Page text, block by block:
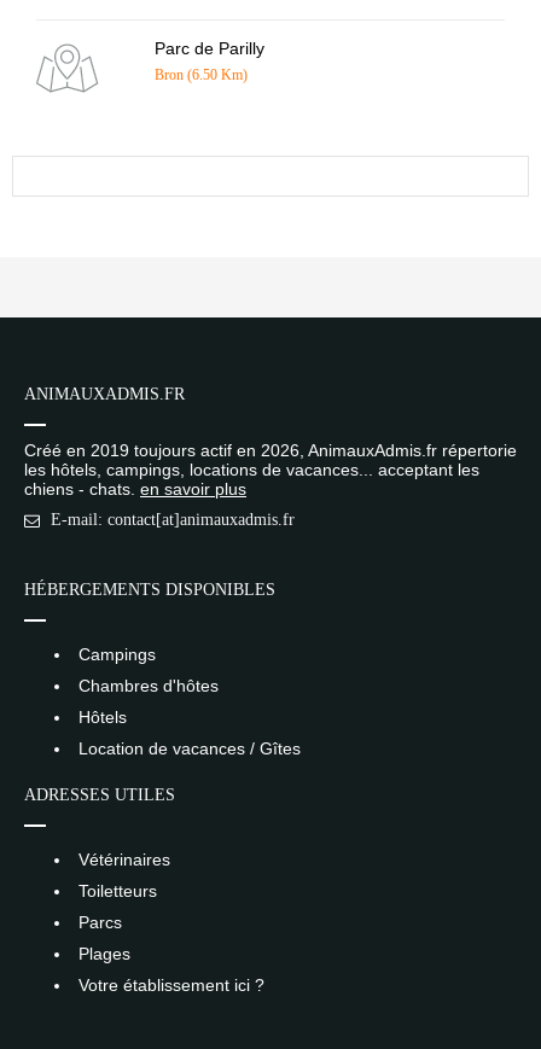
Parc de Parilly
Bron (6.50 Km)
ANIMAUXADMIS.FR
Créé en 2019 toujours actif en 2026, AnimauxAdmis.fr répertorie
les hôtels, campings, locations de vacances... acceptant les
chiens - chats. en savoir plus
E-mail: contact[at]animauxadmis.fr
HÉBERGEMENTS DISPONIBLES
Campings
Chambres d'hôtes
Hôtels
Location de vacances / Gîtes
ADRESSES UTILES
Vétérinaires
Toiletteurs
Parcs
Plages
Votre établissement ici ?